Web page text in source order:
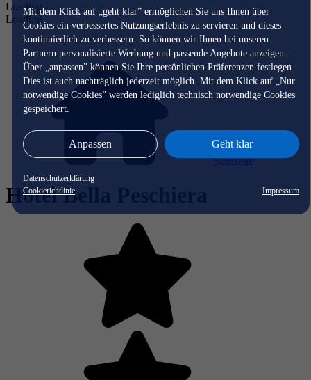
Mit dem Klick auf „geht klar” ermöglichen Sie uns Ihnen über
Cookies ein verbessertes Nutzungserlebnis zu servieren und dieses
kontinuierlich zu verbessern. So können wir Ihnen bei unseren
Partnern personalisierte Werbung und passende Angebote anzeigen.
Über „anpassen” können Sie Ihre persönlichen Präferenzen festlegen.
Dies ist auch nachträglich jederzeit möglich. Mit dem Klick auf „Nur
notwendige Cookies” werden lediglich technisch notwendige Cookies
gespeichert.
Anpassen Geht klar
Datenschutzerklärung
Cookierichtlinie
Impressum
Loading...
Loading...
Startseite
Hotel Bella Peschiera